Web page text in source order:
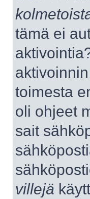
tämä ei
toimesta
oli ohjeet
sait
villejä